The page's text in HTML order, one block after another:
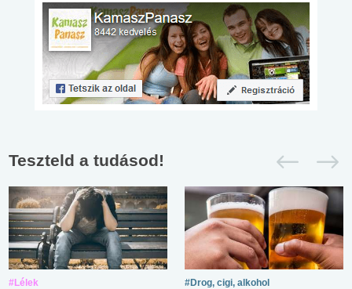
Teszteld a tudásod!
#Lélek #Drog, cigi, alkohol